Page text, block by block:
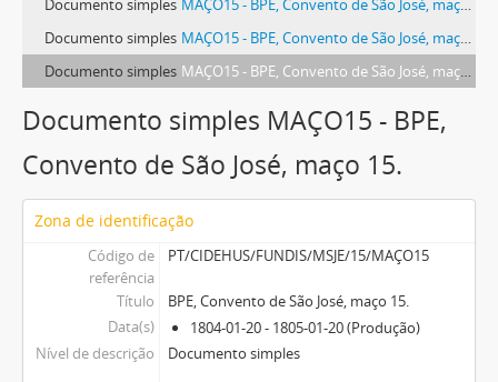
Documento simples MAÇO15 - BPE, Convento de São José, maço 15.
Documento simples MAÇO15 - BPE, Convento de São José, maço 15.
Documento simples MAÇO15 - BPE, Convento de São José, maço 15.
Documento simples MAÇO15 - BPE,
Convento de São José, maço 15.
Zona de identificação
Código de
referência
PT/CIDEHUS/FUNDIS/MSJE/15/MAÇO15
Título
BPE, Convento de São José, maço 15.
Data(s)
1804-01-20 - 1805-01-20 (Produção)
Nível de descrição
Documento simples